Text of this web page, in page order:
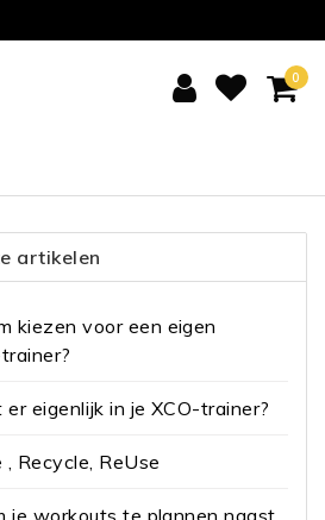
0
artikelen
kiezen voor een eigen
eigenlijk in je XCO-trainer?
, Recycle, ReUse
je workouts te plannen naast